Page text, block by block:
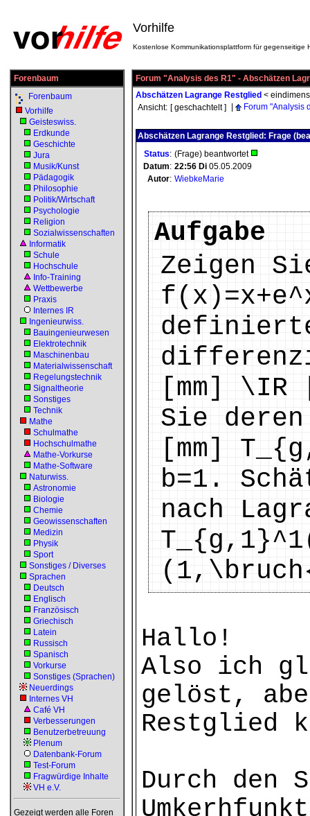
Vorhilfe
Kostenlose Kommunikationsplattform für gegenseitige
Forenbaum
Forenbaum
Vorhilfe
Geisteswiss.
Erdkunde
Geschichte
Jura
Musik/Kunst
Pädagogik
Philosophie
Politik/Wirtschaft
Psychologie
Religion
Sozialwissenschaften
Informatik
Schule
Hochschule
Info-Training
Wettbewerbe
Praxis
Internes IR
Ingenieurwiss.
Bauingenieurwesen
Elektrotechnik
Maschinenbau
Materialwissenschaft
Regelungstechnik
Signaltheorie
Sonstiges
Technik
Mathe
Schulmathe
Hochschulmathe
Mathe-Vorkurse
Mathe-Software
Naturwiss.
Astronomie
Biologie
Chemie
Geowissenschaften
Medizin
Physik
Sport
Sonstiges / Diverses
Sprachen
Deutsch
Englisch
Französisch
Griechisch
Latein
Russisch
Spanisch
Vorkurse
Sonstiges (Sprachen)
Neuerdings
Internes VH
Café VH
Verbesserungen
Benutzerbetreuung
Plenum
Datenbank-Forum
Test-Forum
Fragwürdige Inhalte
VH e.V.
Gezeigt werden alle Foren
Forum "Analysis des R1" - Abschätzen
Abschätzen Lagrange Restglied <
Ansicht: [ geschachtelt ] Forum "Analysis
Abschätzen Lagrange Restglied: Frage
Status: (Frage) beantwortet
Datum: 22:56 Di 05.05.2009
Autor: WiebkeMarie
Aufgabe
Zeigen
[mm] \IR
Sie
[mm]
b=1.
nach
Hallo!
Also ich
gelöst,
Restglied
Durch den